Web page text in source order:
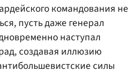
командования не
пусть даже генерал
наступал
создавая иллюзию
силы